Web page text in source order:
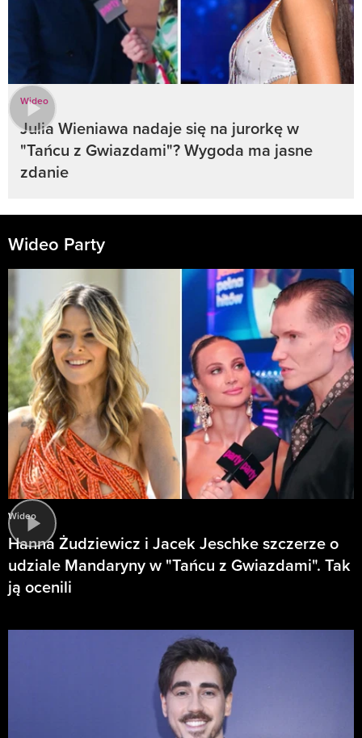
Wideo
Julia Wieniawa nadaje się na jurorkę w
"Tańcu z Gwiazdami"? Wygoda ma jasne
zdanie
Wideo Party
Wideo
Hanna Żudziewicz i Jacek Jeschke szczerze o
udziale Mandaryny w "Tańcu z Gwiazdami". Tak
ją ocenili